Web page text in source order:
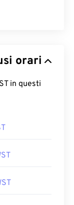
orari
in questi